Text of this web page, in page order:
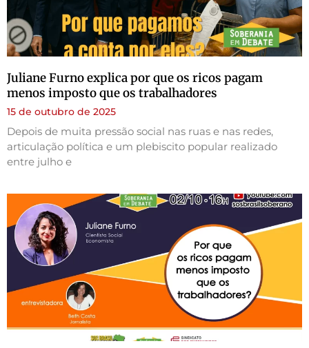
Juliane Furno explica por que os ricos pagam
menos imposto que os trabalhadores
15 de outubro de 2025
Depois de muita pressão social nas ruas e nas redes,
articulação política e um plebiscito popular realizado
entre julho e